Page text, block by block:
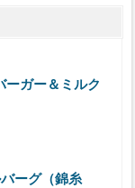
ーガー＆ミルク
ーグ（錦糸